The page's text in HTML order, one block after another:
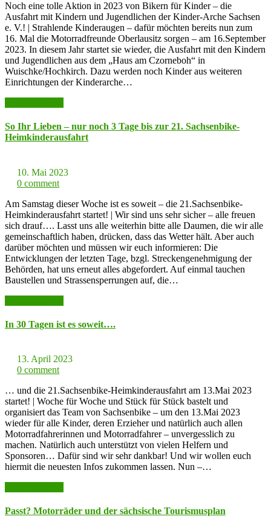
Noch eine tolle Aktion in 2023 von Bikern für Kinder – die
Ausfahrt mit Kindern und Jugendlichen der Kinder-Arche Sachsen
e. V.! | Strahlende Kinderaugen – dafür möchten bereits nun zum
16. Mal die Motorradfreunde Oberlausitz sorgen – am 16.September
2023. In diesem Jahr startet sie wieder, die Ausfahrt mit den Kindern
und Jugendlichen aus dem „Haus am Czorneboh“ in
Wuischke/Hochkirch. Dazu werden noch Kinder aus weiteren
Einrichtungen der Kinderarche…
So Ihr Lieben – nur noch 3 Tage bis zur 21. Sachsenbike-
Heimkinderausfahrt
10. Mai 2023
0 comment
Am Samstag dieser Woche ist es soweit – die 21.Sachsenbike-
Heimkinderausfahrt startet! | Wir sind uns sehr sicher – alle freuen
sich drauf…. Lasst uns alle weiterhin bitte alle Daumen, die wir alle
gemeinschaftlich haben, drücken, dass das Wetter hält. Aber auch
darüber möchten und müssen wir euch informieren: Die
Entwicklungen der letzten Tage, bzgl. Streckengenehmigung der
Behörden, hat uns erneut alles abgefordert. Auf einmal tauchen
Baustellen und Strassensperrungen auf, die…
In 30 Tagen ist es soweit….
13. April 2023
0 comment
… und die 21.Sachsenbike-Heimkinderausfahrt am 13.Mai 2023
startet! | Woche für Woche und Stück für Stück bastelt und
organisiert das Team von Sachsenbike – um den 13.Mai 2023
wieder für alle Kinder, deren Erzieher und natürlich auch allen
Motorradfahrerinnen und Motorradfahrer – unvergesslich zu
machen. Natürlich auch unterstützt von vielen Helfern und
Sponsoren… Dafür sind wir sehr dankbar! Und wir wollen euch
hiermit die neuesten Infos zukommen lassen. Nun –…
Passt? Motorräder und der sächsische Tourismusplan